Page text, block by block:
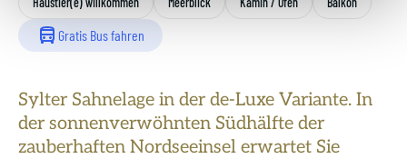
Gratis Bus fahren
Sylter Sahnelage in der de-Luxe Variante. In
der sonnenverwöhnten Südhälfte der
zauberhaften Nordseeinsel erwartet Sie